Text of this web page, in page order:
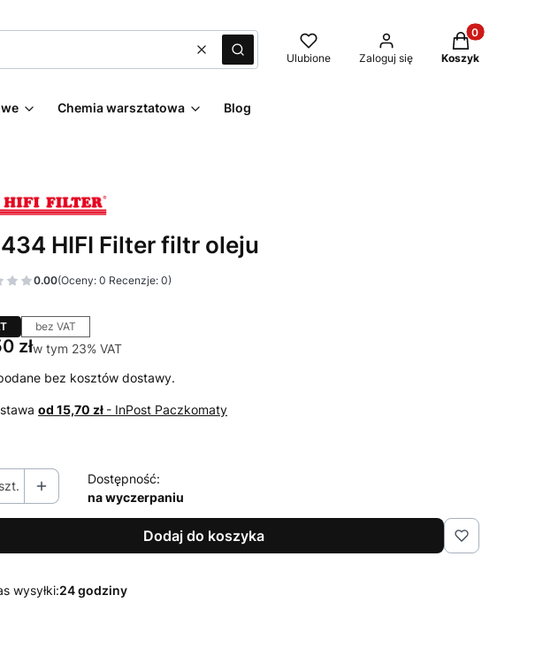
WyczyśćSzukaj Ulubione Zaloguj się
Produkty w
Koszyk
Chemia warsztatowa Blog
HIFI Filter filtr oleju
0.00(Oceny: 0 Recenzje: 0)
bez VAT
złw tym 23% VAT
w tym 23% VAT
bez kosztów dostawy.
od 15,70 zł - InPost Paczkomaty
szt.
Dostępność:
na wyczerpaniu
Dodaj do koszyka
wysyłki:24 godziny